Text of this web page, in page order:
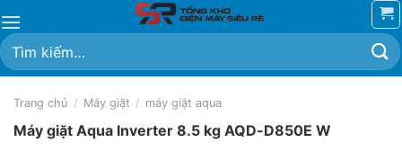
đến
nội
dung
Tìm
kiếm:
Trang chủ / Máy giặt / máy giặt aqua
Máy giặt Aqua Inverter 8.5 kg AQD-D850E W